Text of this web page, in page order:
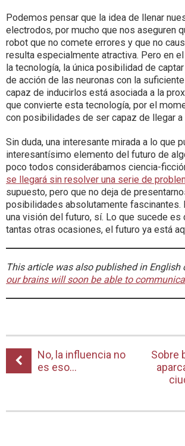
Podemos pensar que la idea de llenar
electrodos, por mucho que nos aseguren
robot que no comete errores y que no
resulta especialmente atractiva. Pero en
la tecnología, la única posibilidad de
de acción de las neuronas con la
capaz de inducirlos está asociada a la
que convierte esta tecnología, por el
con posibilidades de ser capaz de llegar a
Sin duda, una interesante mirada a lo que
interesantísimo elemento del futuro de
poco todos considerábamos ciencia-
se llegará sin resolver una serie de
supuesto, pero que no deja de
posibilidades absolutamente fascinantes.
una visión del futuro, sí. Lo que sucede es
tantas otras ocasiones, el futuro ya está
This article was also published in English
our brains will soon be able to
No, la influencia no
es eso…
Sobre